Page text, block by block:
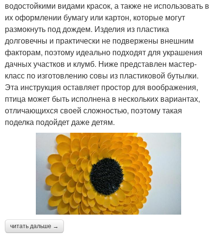
водостойкими видами красок, а также не использовать в
их оформлении бумагу или картон, которые могут
размокнуть под дождем. Изделия из пластика
долговечны и практически не подвержены внешним
факторам, поэтому идеально подходят для украшения
дачных участков и клумб. Ниже представлен мастер-
класс по изготовлению совы из пластиковой бутылки.
Эта инструкция оставляет простор для воображения,
птица может быть исполнена в нескольких вариантах,
отличающихся своей сложностью, поэтому такая
поделка подойдет даже детям.
читать дальше →